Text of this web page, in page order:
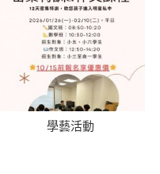
學藝活動